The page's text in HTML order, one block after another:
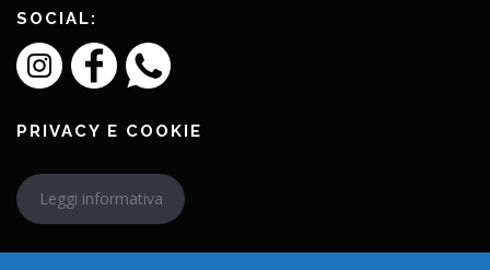
SOCIAL:
PRIVACY E COOKIE
Leggi informativa